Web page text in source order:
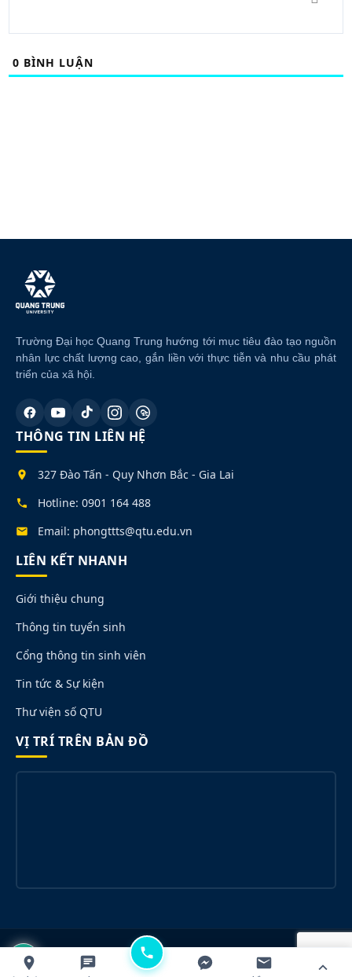
0 BÌNH LUẬN
Trường Đại học Quang Trung hướng tới mục tiêu đào tạo nguồn
nhân lực chất lượng cao, gắn liền với thực tiễn và nhu cầu phát
triển của xã hội.
THÔNG TIN LIÊN HỆ
327 Đào Tấn - Quy Nhơn Bắc - Gia Lai
Hotline: 0901 164 488
Email: phongttts@qtu.edu.vn
LIÊN KẾT NHANH
Giới thiệu chung
Thông tin tuyển sinh
Cổng thông tin sinh viên
Tin tức & Sự kiện
Thư viện số QTU
VỊ TRÍ TRÊN BẢN ĐỒ
© 2026 Trường Đại học Quang Trung. All rights reserved.
Designed for QTU.